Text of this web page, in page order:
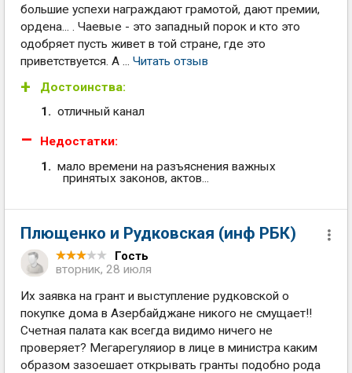
большие успехи награждают грамотой, дают премии,
ордена... . Чаевые - это западный порок и кто это
одобряет пусть живет в той стране, где это
приветствуется. А ... Читать отзыв
Достоинства:
отличный канал
Недостатки:
мало времени на разъяснения важных
принятых законов, актов...
Плющенко и Рудковская (инф РБК)
Гость
вторник, 28 июля
Их заявка на грант и выступление рудковской о
покупке дома в Азербайджане никого не смущает!!
Счетная палата как всегда видимо ничего не
проверяет? Мегарегуляиор в лице в министра каким
образом зазоешает открывать гранты подобно рода